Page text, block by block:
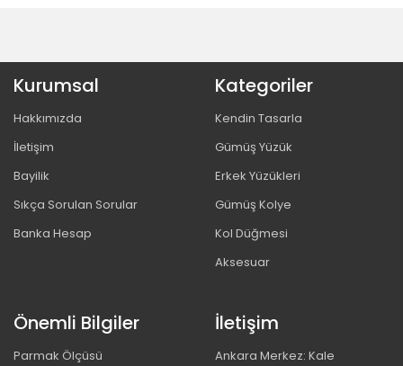
Kurumsal
Hakkımızda
İletişim
Bayilik
Sıkça Sorulan Sorular
Banka Hesap
Kategoriler
Kendin Tasarla
Gümüş Yüzük
Erkek Yüzükleri
Gümüş Kolye
Kol Düğmesi
Aksesuar
Önemli Bilgiler
Parmak Ölçüsü
İletişim
Ankara Merkez: Kale